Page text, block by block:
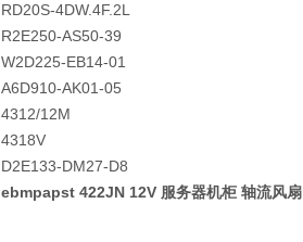
RD20S-4DW.4F.2L
R2E250-AS50-39
W2D225-EB14-01
A6D910-AK01-05
4312/12M
4318V
D2E133-DM27-D8
ebmpapst 422JN 12V 服务器机柜 轴流风扇